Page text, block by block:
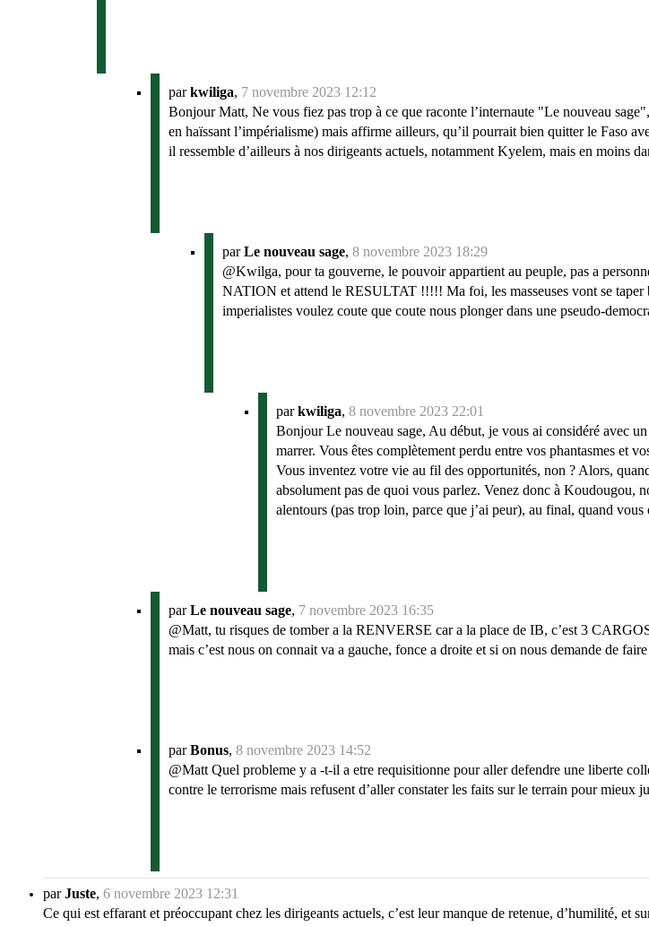
parkwiliga, 7 novembre 2023 12:12
Bonjour Matt, Ne vous fiez pas trop à ce que raconte l’internaute "Le nouveau
en haïssant l’impérialisme) mais affirme ailleurs, qu’il pourrait bien quitter le Faso
il ressemble d’ailleurs à nos dirigeants actuels, notamment Kyelem, mais en moins
parLe nouveau sage, 8 novembre 2023 18:29
@Kwilga, pour ta gouverne, le pouvoir appartient au peuple, pas a
NATION et attend le RESULTAT !!!!! Ma foi, les masseuses vont se taper
imperialistes voulez coute que coute nous plonger dans une pseudo-
parkwiliga, 8 novembre 2023 22:01
Bonjour Le nouveau sage, Au début, je vous ai considéré avec
marrer. Vous êtes complètement perdu entre vos phantasmes et
Vous inventez votre vie au fil des opportunités, non ? Alors,
absolument pas de quoi vous parlez. Venez donc à Koudougou,
alentours (pas trop loin, parce que j’ai peur), au final, quand
parLe nouveau sage, 7 novembre 2023 16:35
@Matt, tu risques de tomber a la RENVERSE car a la place de IB, c’est 3
mais c’est nous on connait va a gauche, fonce a droite et si on nous demande de
parBonus, 8 novembre 2023 14:52
@Matt Quel probleme y a -t-il a etre requisitionne pour aller defendre une liberte
contre le terrorisme mais refusent d’aller constater les faits sur le terrain pour mieux
parJuste, 6 novembre 2023 12:31
Ce qui est effarant et préoccupant chez les dirigeants actuels, c’est leur manque de retenue, d’humilité, et